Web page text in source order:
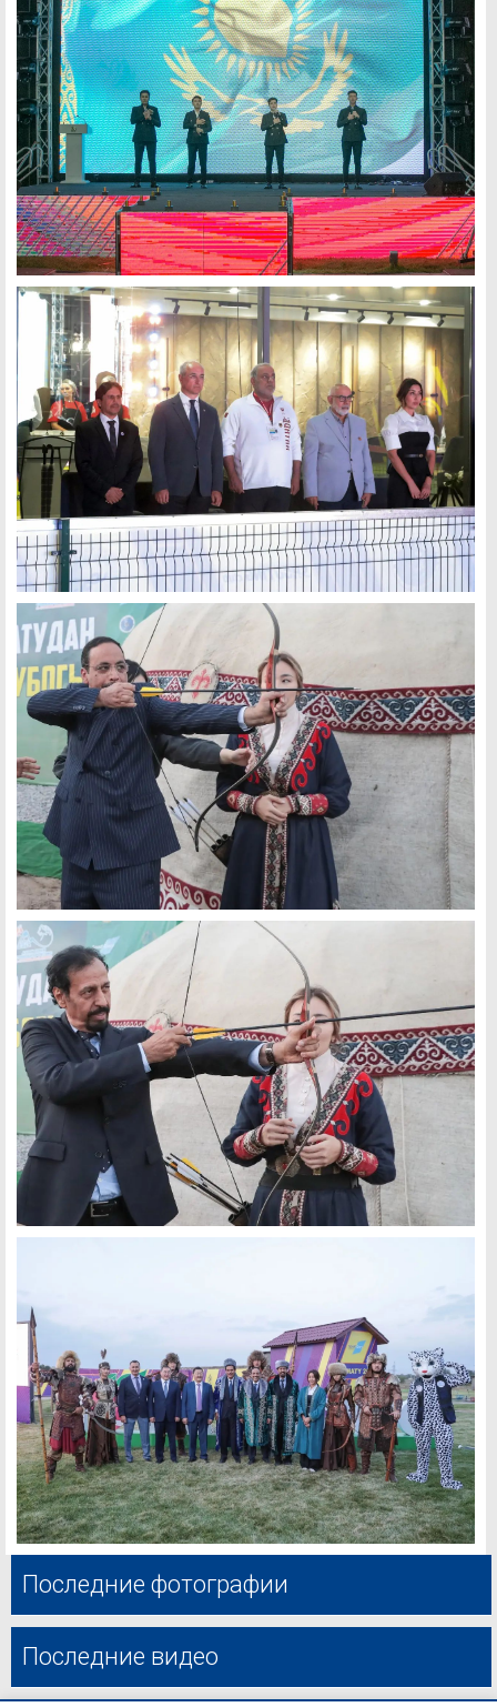
Последние фотографии
Последние видео